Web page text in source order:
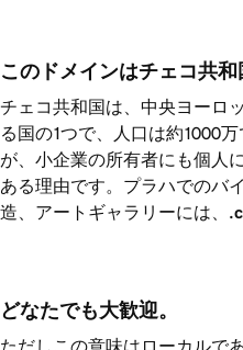
このドメインはチェコ共和
チェコ共和国は、中央ヨーロ
る国の1つで、人口は約1000万
が、小企業の所有者にも個人
ある理由です。プラハでのバ
造、アートギャラリーには、
どなたでも大歓迎。
ただしこの意味はローカルで